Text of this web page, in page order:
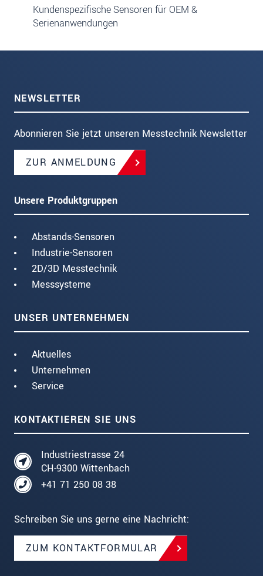
Kundenspezifische Sensoren für OEM &
Serienanwendungen
NEWSLETTER
Abonnieren Sie jetzt unseren Messtechnik Newsletter
ZUR ANMELDUNG
Unsere Produktgruppen
Abstands-Sensoren
Industrie-Sensoren
2D/3D Messtechnik
Messsysteme
UNSER UNTERNEHMEN
Aktuelles
Unternehmen
Service
KONTAKTIEREN SIE UNS
Industriestrasse 24
CH-9300 Wittenbach
+41 71 250 08 38
Schreiben Sie uns gerne eine Nachricht:
ZUM KONTAKTFORMULAR